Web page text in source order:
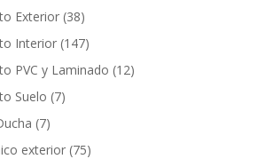
Exterior 3838
productos
Interior 147147
productos
PVC y Laminado 1212
Suelo 77
77
productos
exterior 7575